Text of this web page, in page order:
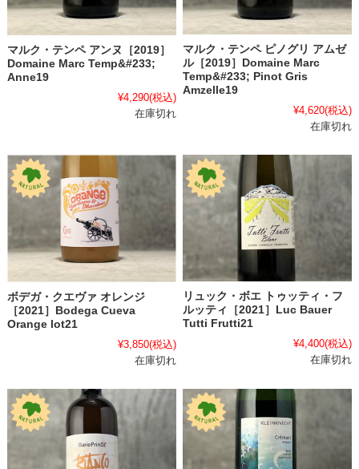
マルク・テンペ アンヌ［2019］
Domaine Marc Temp&#233;
Anne19
¥4,290(税込)
在庫切れ
マルク・テンペ ピノグリ アムゼ
ル［2019］Domaine Marc
Temp&#233; Pinot Gris
Amzelle19
¥4,620(税込)
在庫切れ
ボデガ・クエヴァ オレンジ
［2021］Bodega Cueva
Orange lot21
¥3,850(税込)
在庫切れ
リュック・ボエ トゥッティ・フ
ルッティ［2021］Luc Bauer
Tutti Frutti21
¥4,400(税込)
在庫切れ